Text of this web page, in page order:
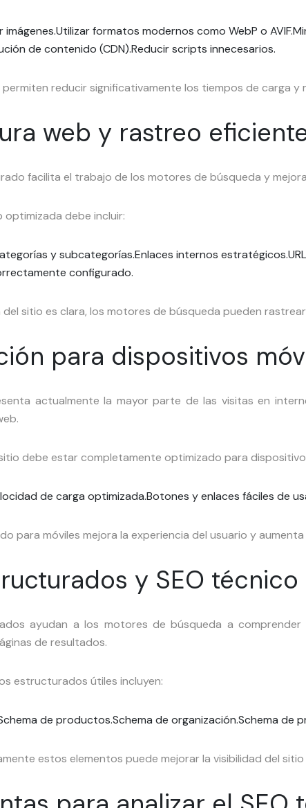
imágenes.Utilizar formatos modernos como WebP o AVIF.
de contenido (CDN).Reducir scripts innecesarios.
reducir significativamente los tiempos de carga y
web y rastreo
facilita el trabajo de los motores de búsqueda y
debe incluir:
y subcategorías.Enlaces internos estratégicos.
configurado.
sitio es clara, los motores de búsqueda pueden
para dispositivos
actualmente la mayor parte de las visitas en
debe estar completamente optimizado para
de carga optimizada.Botones y enlaces fáciles de
para móviles mejora la experiencia del usuario y
y SEO técnico
ayudan a los motores de búsqueda a
de resultados.
estructurados útiles incluyen:
de productos.Schema de organización.Schema de
estos elementos puede mejorar la visibilidad del